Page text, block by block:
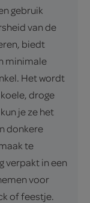
gebruik
van de
biedt
minimale
Het wordt
droge
je ze het
donkere
te
verpakt in een
voor
of feestje.